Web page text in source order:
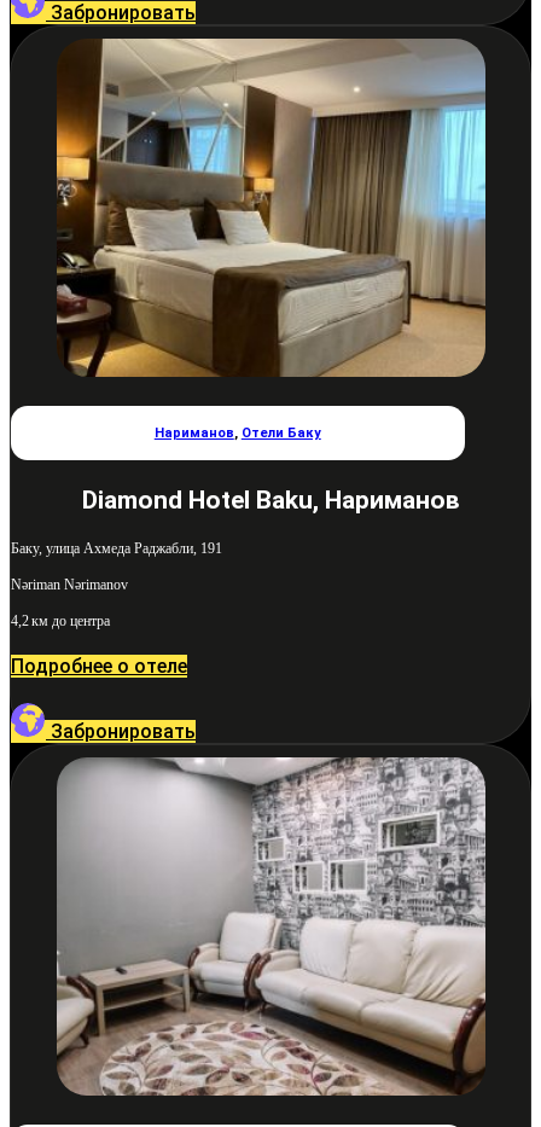
Забронировать
Нариманов, Отели Баку
Diamond Hotel Baku, Нариманов
Баку, улица Ахмеда Раджабли, 191
Nəriman Nərimanov
4,2 км до центра
Подробнее о отеле
Забронировать